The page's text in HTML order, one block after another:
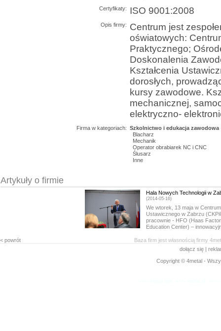
Certyfikaty: ISO 9001:2008
Opis firmy:
Centrum jest
oświatowych:
Praktycznego;
Doskonalenia
Kształcenia
dorosłych,
kursy zawodowe.
mechanicznej,
elektryczno-
Firma w kategoriach: Szkolnictwo i edukacja zawodowa
Blacharz
Mechanik
Operator obrabiarek NC i CNC
Ślusarz
Inne
Artykuły o firmie
Hala Nowych Technologii w
(2014-05-16)
We wtorek, 13 maja w
Ustawicznego w Zabrzu
pracownie - HFO (Haas
Education Center) –
< powrót
Baza firm jest własnością firmy
dołącz się |
Copyright © 4metal -